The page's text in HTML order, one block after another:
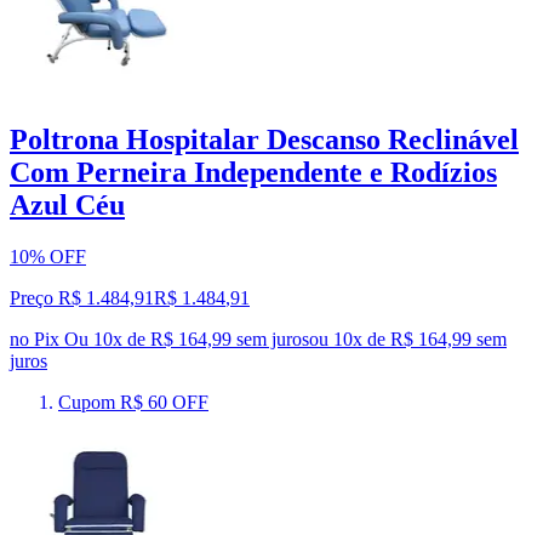
Poltrona Hospitalar Descanso Reclinável
Com Perneira Independente e Rodízios
Azul Céu
10% OFF
Preço R$ 1.484,91R$ 1.484,91
no Pix Ou 10x de R$ 164,99 sem jurosou 10x de R$ 164,99 sem
juros
Cupom R$ 60 OFF